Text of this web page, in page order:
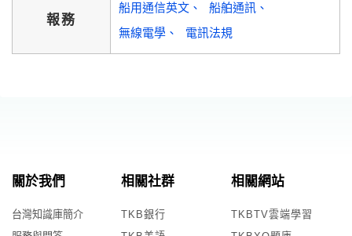
報務
船用通信英文
船舶通訊
無線電學
電訊法規
關於我們
台灣知識庫簡介
相關社群
TKB銀行
相關網站
TKBTV雲端學習